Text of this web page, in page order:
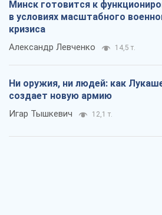
Минск готовится к
в условиях масштабного
кризиса
Александр Левченко 14,5 т.
Ни оружия, ни людей: как
создает новую армию
Игар Тышкевич 12,1 т.